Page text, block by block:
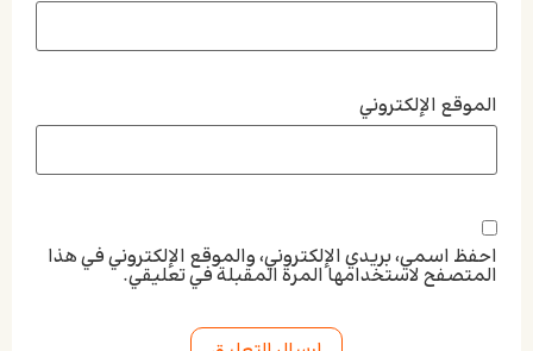
الموقع الإلكتروني
احفظ اسمي، بريدي الإلكتروني، والموقع الإلكتروني في هذا
المتصفح لاستخدامها المرة المقبلة في تعليقي.